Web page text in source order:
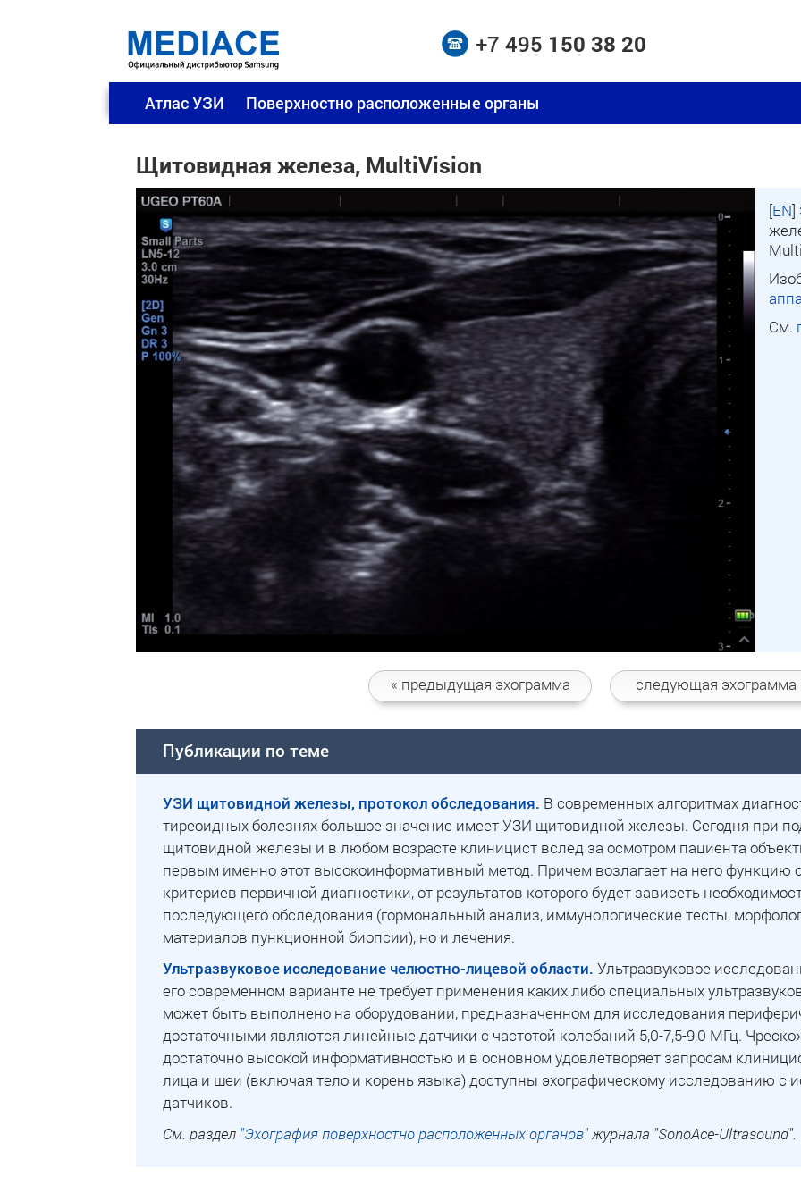
+7 495 150 38 20
Атлас УЗИ Поверхностно расположенные органы
Щитовидная железа, MultiVision
[EN]
См.
« предыдущая эхограмма следующая эхограмма
Публикации по теме
УЗИ щитовидной железы, протокол обследования. В современных алгоритмах
тиреоидных болезнях большое значение имеет УЗИ щитовидной железы. Сегодня при
щитовидной железы и в любом возрасте клиницист вслед за осмотром пациента
первым именно этот высокоинформативный метод. Причем возлагает на него функцию
критериев первичной диагностики, от результатов которого будет зависеть
последующего обследования (гормональный анализ, иммунологические тесты,
материалов пункционной биопсии), но и лечения.
Ультразвуковое исследование челюстно-лицевой области. Ультразвуковое
его современном варианте не требует применения каких либо специальных
может быть выполнено на оборудовании, предназначенном для исследования
достаточными являются линейные датчики с частотой колебаний 5,0-7,5-9,0 МГц.
достаточно высокой информативностью и в основном удовлетворяет запросам
лица и шеи (включая тело и корень языка) доступны эхографическому исследованию с
датчиков.
См. раздел "Эхография поверхностно расположенных органов"журнала "SonoAce-Ultrasound".